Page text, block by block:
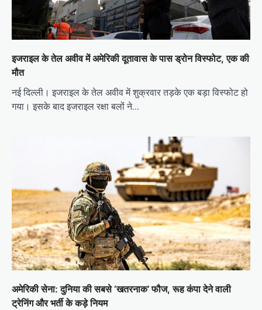
इजराइल के तेल अवीव में अमेरिकी दूतावास के पास ड्रोन विस्फोट, एक की
मौत
नई दिल्ली। इजराइल के तेल अवीव में शुक्रवार तड़के एक बड़ा विस्फोट हो
गया। इसके बाद इजराइल रक्षा बलों ने…
अमेरिकी सेना: दुनिया की सबसे ‘खतरनाक’ फौज, रूह कंपा देने वाली
ट्रेनिंग और भर्ती के कड़े नियम